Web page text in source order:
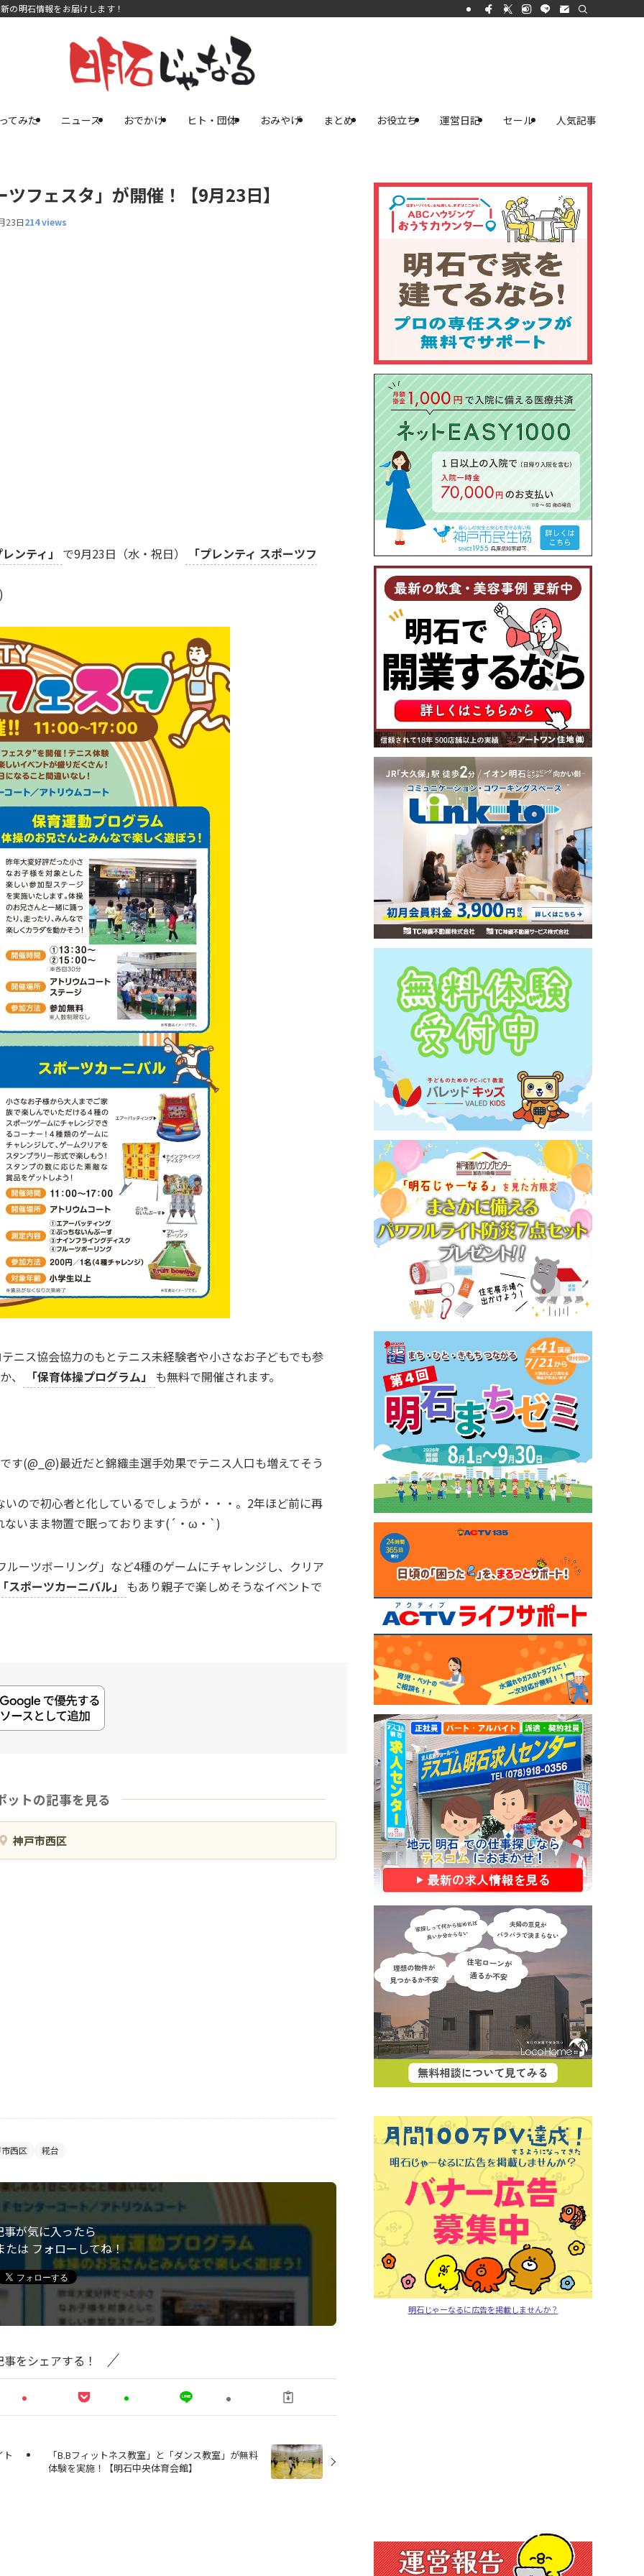
の明石情報をお届けします！
てみた ニュース おでかけ ヒト・団体 おみやげ まとめ お役立ち 運営日記 セール 人気記事
フェスタ」が開催！【9月23日】
23日214 views
ンティ」 で9月23日（水・祝日） 「プレンティ スポーツフ
ニス協会協力のもとテニス未経験者や小さなお子どもでも参
、
「保育体操プログラム」 も無料で開催されます。
す(@_@)最近だと錦織圭選手効果でテニス人口も増えてそう
ので初心者と化しているでしょうが・・・。2年ほど前に再
ないまま物置で眠っております(´・ω・`)
ーツボーリング」など4種のゲームにチャレンジし、クリア
スポーツカーニバル」
もあり親子で楽しめそうなイベントで
ットの記事を見る
神戸市西区
西区 糀台
事が気に入ったら
は フォローしてね！
をシェアする！
ト
「B.Bフィットネス教室」と「ダンス教室」が無料
体験を実施！【明石中央体育会館】
明石じゃーなるに広告を掲載しませんか？